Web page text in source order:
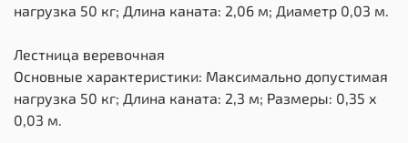
нагрузка 50 кг; Длина каната: 2,06 м; Диаметр 0,03 м.
Лестница веревочная
Основные характеристики: Максимально допустимая
нагрузка 50 кг; Длина каната: 2,3 м; Размеры: 0,35 х
0,03 м.